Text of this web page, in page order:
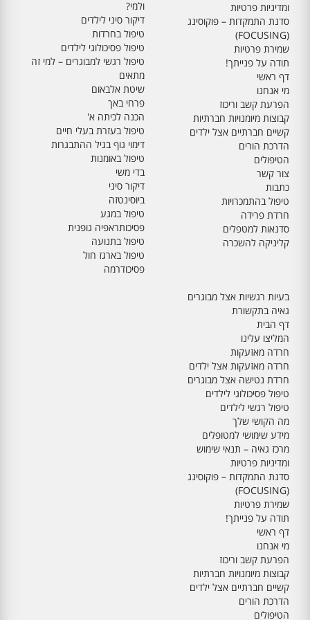
ומדיניות פרטיות
סדנת התמקדות – פוקוסינג
(FOCUSING)
שמירת פרטיות
תודה על פנייתך!
דף ראשי
מי אנחנו
הפרעת קשב וריכוז
קבוצות מיומנויות חברתיות
קשיים חברתיים אצל ילדים
הדרכת הורים
הטיפולים
צור קשר
כתבות
טיפול בהתמכרויות
חרדת פרידה
סדנאות למטפלים
קליניקה להשכרה
ולמי?
דיקור סיני לילדים
טיפול בחרדות
טיפול פסיכולוגי לילדים
טיפול רגשי למבוגרים – למי זה
מתאים
שיטת אלבאום
פרחי באך
הכנה לכיתה א'
טיפול בעזרת בעלי חיים
דימוי גוף בגיל ההתבגרות
טיפול באומנות
בדי משי
דיקור סיני
ביוסינטזה
טיפול במגע
פסיכותראפיה גופנית
טיפול בתנועה
טיפול בארגז חול
פסיכודרמה
בעיות רגשיות אצל מבוגרים
גאיה בתקשורת
דף הבית
המליצו עלינו
חרדה מאזעקות
חרדה מאזעקות אצל ילדים
חרדת נטישה אצל מבוגרים
טיפול פסיכולוגי לילדים
טיפול רגשי לילדים
מה הקושי שלך
מידע שימושי למטופלים
מרכז גאיה – תנאי שימוש
ומדיניות פרטיות
סדנת התמקדות – פוקוסינג
(FOCUSING)
שמירת פרטיות
תודה על פנייתך!
דף ראשי
מי אנחנו
הפרעת קשב וריכוז
קבוצות מיומנויות חברתיות
קשיים חברתיים אצל ילדים
הדרכת הורים
הטיפולים